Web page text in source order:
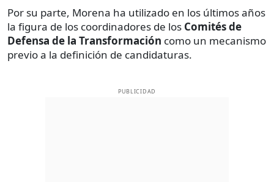
Por su parte, Morena ha utilizado en los últimos años
la figura de los coordinadores de los Comités de
Defensa de la Transformación como un mecanismo
previo a la definición de candidaturas.
PUBLICIDAD